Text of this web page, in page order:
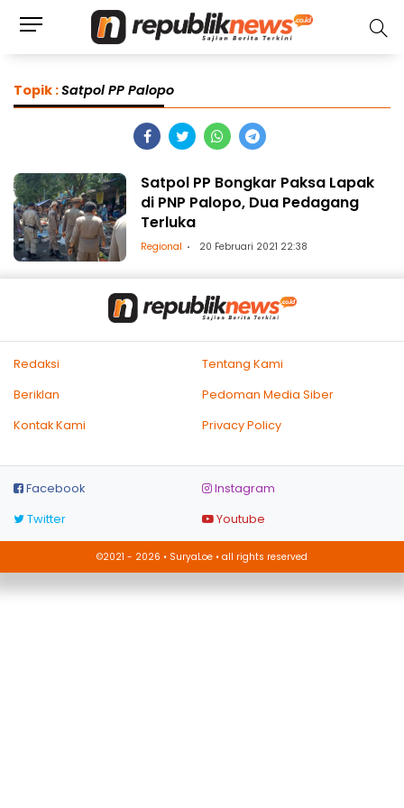
Topik :Satpol PP Palopo
Satpol PP Bongkar Paksa Lapak
di PNP Palopo, Dua Pedagang
Terluka
Regional 20 Februari 2021 22:38
Redaksi
Tentang Kami
Beriklan
Pedoman Media Siber
Kontak Kami
Privacy Policy
Facebook
Instagram
Twitter
Youtube
©2021 - 2026 • SuryaLoe • all rights reserved